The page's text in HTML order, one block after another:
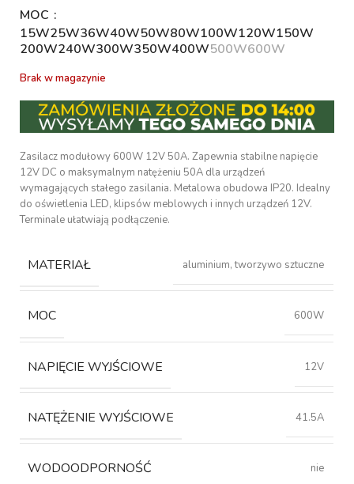
MOC
15W25W36W40W50W80W100W120W150W
200W240W300W350W400W500W600W
Brak w magazynie
Zasilacz modułowy 600W 12V 50A. Zapewnia stabilne napięcie
12V DC o maksymalnym natężeniu 50A dla urządzeń
wymagających stałego zasilania. Metalowa obudowa IP20. Idealny
do oświetlenia LED, klipsów meblowych i innych urządzeń 12V.
Terminale ułatwiają podłączenie.
MATERIAŁ aluminium, tworzywo sztuczne
MOC 600W
NAPIĘCIE WYJŚCIOWE 12V
NATĘŻENIE WYJŚCIOWE 41.5A
WODOODPORNOŚĆ nie